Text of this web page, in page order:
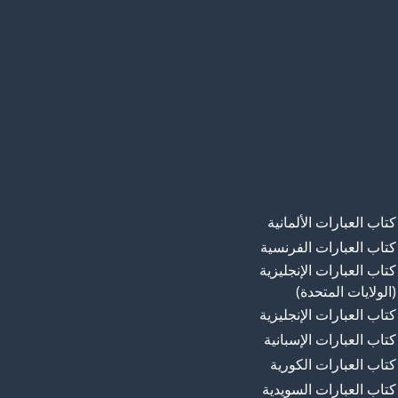
كتاب العبارات الألمانية
كتاب العبارات الفرنسية
كتاب العبارات الإنجليزية
(الولايات المتحدة)
كتاب العبارات الإنجليزية
كتاب العبارات الإسبانية
كتاب العبارات الكورية
كتاب العبارات السويدية